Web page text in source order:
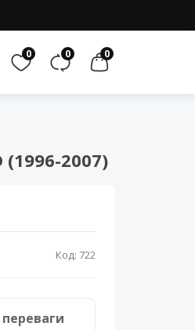
0 0 0
(1996-2007)
Код: 722